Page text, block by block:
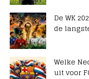
De WK
de
Welke
uit voor